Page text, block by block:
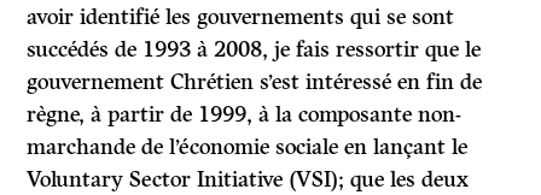
avoir identifié les gouvernements qui se sont
succédés de 1993 à 2008, je fais ressortir que le
gouvernement Chrétien s’est intéressé en fin de
règne, à partir de 1999, à la composante non-
marchande de l’économie sociale en lançant le
Voluntary Sector Initiative (VSI); que les deux